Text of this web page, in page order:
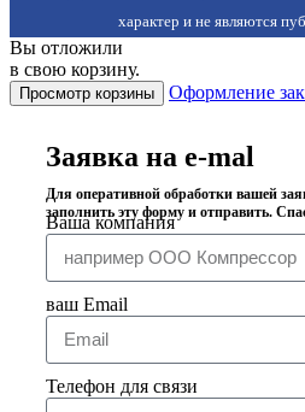
характер и не являются
Вы отложили
в свою корзину.
Просмотр корзины Оформление
Заявка на e-mal
Для оперативной обработки вашей
заполнить эту форму и отправить.
Ваша компания
ваш Email
Телефон для связи